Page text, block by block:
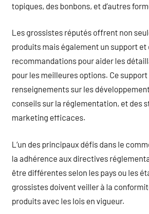
topiques, des bonbons, et d’autres
Les grossistes réputés offrent non
produits mais également un support et
recommandations pour aider les
pour les meilleures options. Ce
renseignements sur les
conseils sur la réglementation, et des
marketing efficaces.
L’un des principaux défis dans le
la adhérence aux directives
être différentes selon les pays ou les
grossistes doivent veiller à la
produits avec les lois en vigueur.